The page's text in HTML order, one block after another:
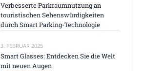
Verbesserte Parkraumnutzung an
touristischen Sehenswürdigkeiten
durch Smart Parking-Technologie
3. FEBRUAR 2025
Smart Glasses: Entdecken Sie die Welt
mit neuen Augen